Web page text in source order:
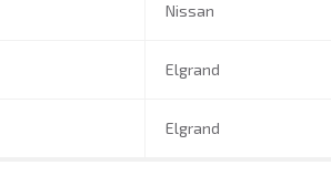
Nissan
Elgrand
Elgrand